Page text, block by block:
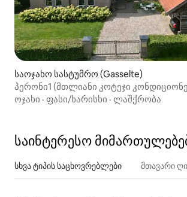
საოჯახო სასტუმრო (Gasselte)
პერონი1 (მთლიანი კოტეჯი
შესასვლელით)
ოჯახი · ფასი/ხარისხი · ლაშქრობა
საინტერესო
სხვა ტიპის საცხოვრებლები მთავარი